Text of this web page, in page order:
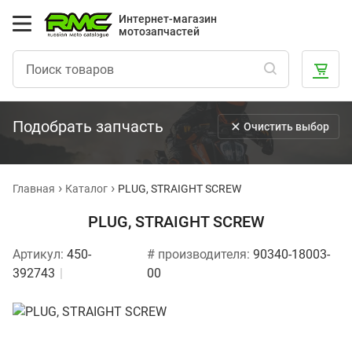
Интернет-магазин
мотозапчастей
Подобрать запчасть Очистить выбор
Главная Каталог PLUG, STRAIGHT SCREW
PLUG, STRAIGHT SCREW
Артикул: 450-
392743
# производителя: 90340-18003-
00